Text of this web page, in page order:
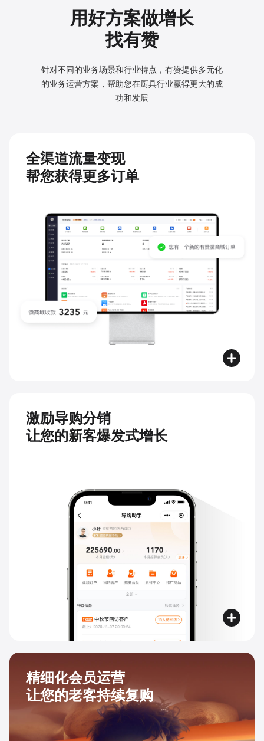
用好方案做增长
找有赞
针对不同的业务场景和行业特点，有赞提供多元化
的业务运营方案，帮助您在厨具行业赢得更大的成
功和发展
全渠道流量变现
帮您获得更多订单
激励导购分销
让您的新客爆发式增长
精细化会员运营
让您的老客持续复购